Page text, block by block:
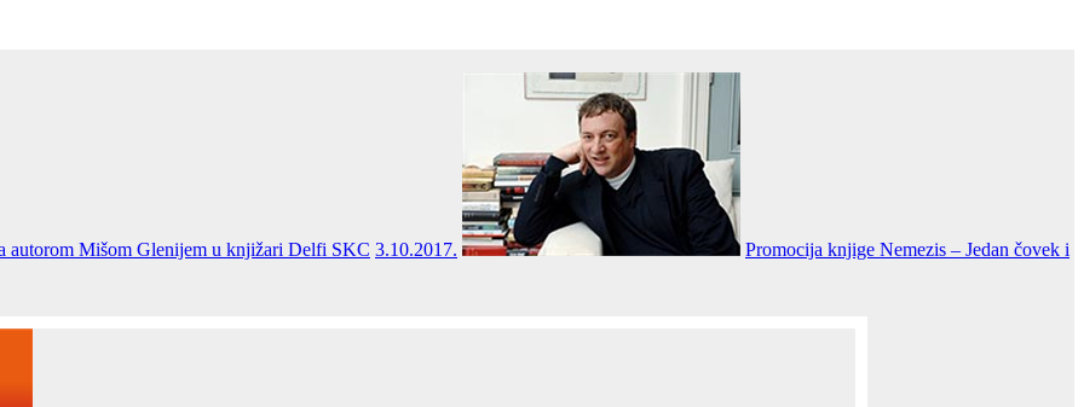
autorom Mišom Glenijem u knjižari Delfi SKC 3.10.2017.
Promocija knjige Nemezis – Jedan čovek i